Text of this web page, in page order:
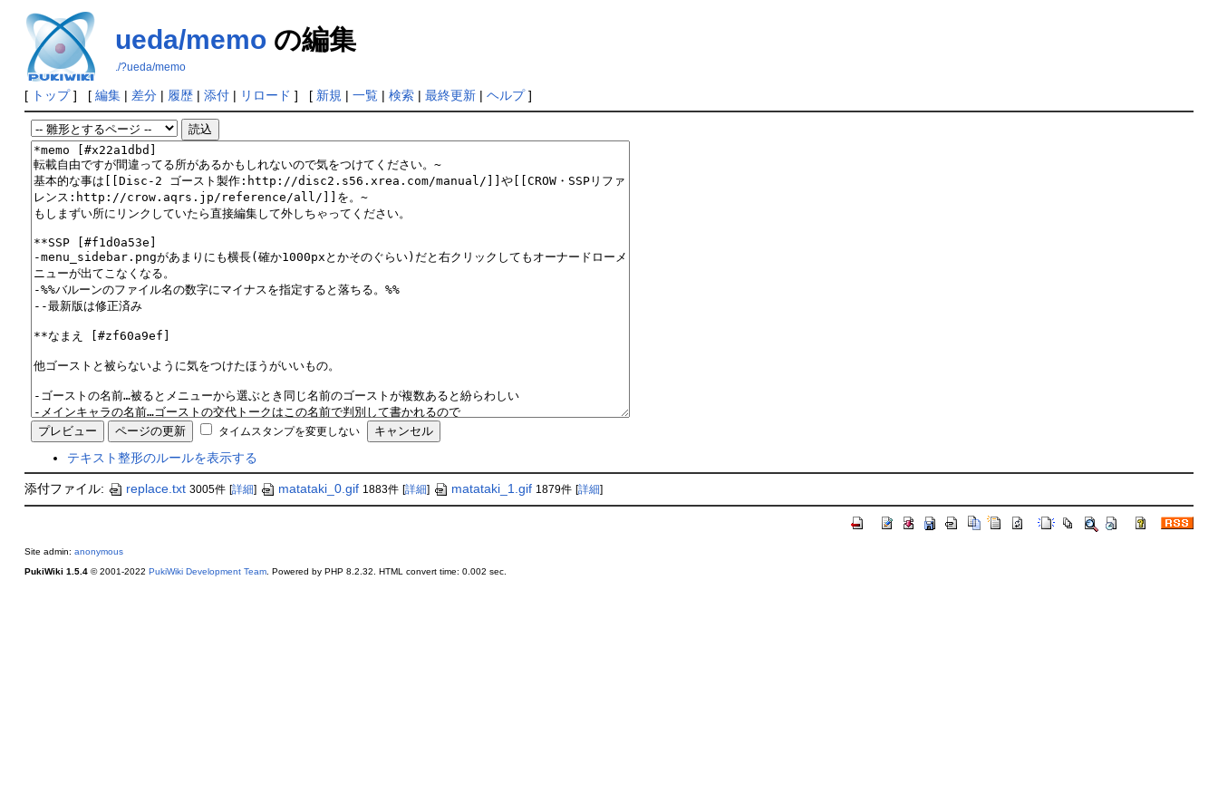
ueda/memoの編集
./?ueda/memo
[ トップ] [ 編集| 差分| 履歴| 添付| リロード ] [ 新規 | 一覧| 検索| 最終更新| ヘルプ]
タイムスタンプを変更しない
テキスト整形のルールを表示する
添付ファイル: replace.txt 3005件 [詳細] matataki_0.gif 1883件 [詳細] matataki_1.gif 1879件 [詳細]
Site admin: anonymous
PukiWiki 1.5.4© 2001-2022 PukiWiki Development Team. Powered by PHP 8.2.32. HTML convert time: 0.002 sec.